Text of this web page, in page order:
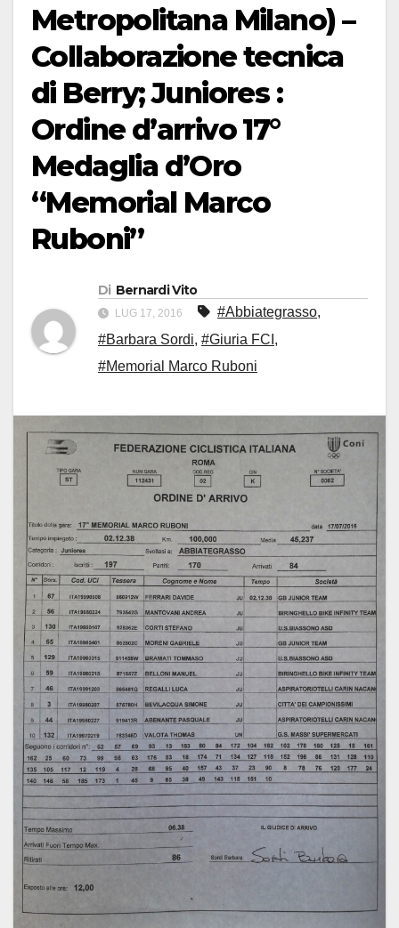
Metropolitana Milano) –
Collaborazione tecnica
di Berry; Juniores :
Ordine d’arrivo 17°
Medaglia d’Oro
“Memorial Marco
Ruboni”
Di Bernardi Vito
LUG 17, 2016 #Abbiategrasso,
#Barbara Sordi, #Giuria FCI ,
#Memorial Marco Ruboni